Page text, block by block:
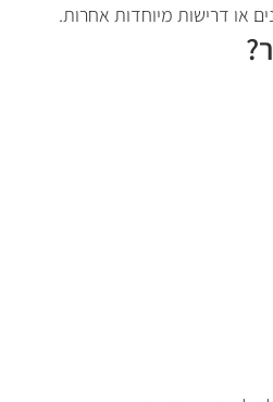
או דרישות מיוחדות אחרות.